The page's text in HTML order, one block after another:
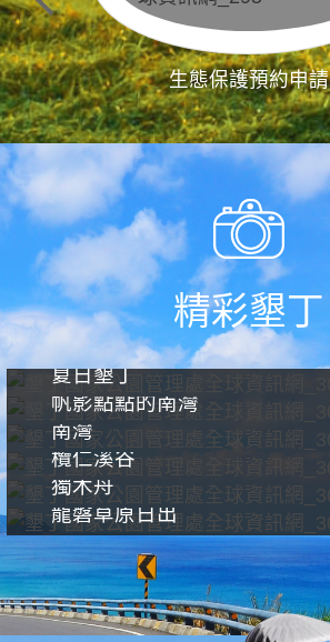
生態保護預約申請
精彩墾丁
夏日墾丁
帆影點點的南灣
南灣
欖仁溪谷
獨木舟
龍磐草原日出